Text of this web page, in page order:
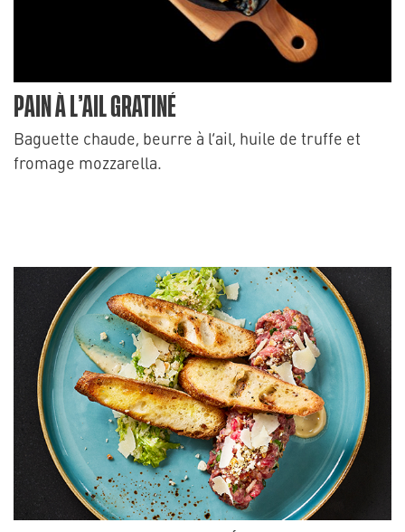
PAIN À L’AIL GRATINÉ
Baguette chaude, beurre à l’ail, huile de truffe et
fromage mozzarella.